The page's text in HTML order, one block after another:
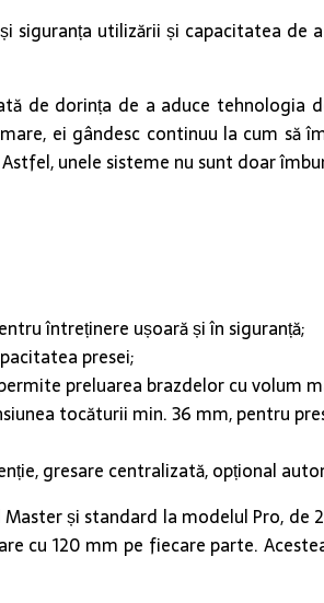
utilizării și capacitatea
de dorința de a aduce tehnologia
ei gândesc continuu la cum să
unele sisteme nu sunt doar
întreținere ușoară și în siguranță;
presei;
preluarea brazdelor cu volum
tocăturii min. 36 mm, pentru
gresare centralizată, opțional
și standard la modelul Pro,
cu 120 mm pe fiecare parte.